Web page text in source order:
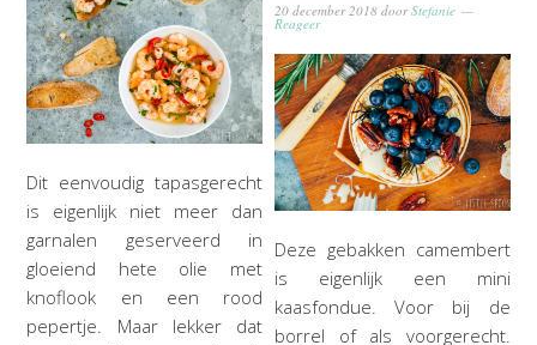
Dit eenvoudig tapasgerecht
is eigenlijk niet meer dan
garnalen geserveerd in
gloeiend hete olie met
knoflook en een rood
pepertje. Maar lekker dat
20 december 2018 doorStefanie
Reageer
Deze gebakken camembert
is eigenlijk een mini
kaasfondue. Voor bij de
borrel of als voorgerecht.